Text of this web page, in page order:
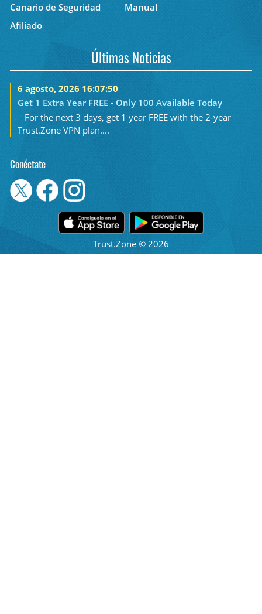
Canario de Seguridad
Manual
Afiliado
Últimas Noticias
6 agosto, 2026 16:07:50
Get 1 Extra Year FREE - Only 100 Available Today
For the next 3 days, get 1 year FREE with the 2-year
Trust.Zone VPN plan....
Conéctate
Trust.Zone © 2026